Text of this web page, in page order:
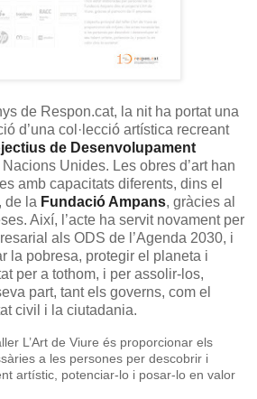
de Respon.cat, la nit ha portat una
d’una col·lecció artística recreant
de Desenvolupament
Unides. Les obres d’art han
amb capacitats diferents, dins el
, de la Fundació Ampans, gràcies al
Així, l’acte ha servit novament per
als ODS de l’Agenda 2030, i
la pobresa, protegir el planeta i
per a tothom, i per assolir-los,
part, tant els governs, com el
civil i la ciutadania.
L’Art de Viure és proporcionar els
a les persones per descobrir i
artístic, potenciar-lo i posar-lo en valor